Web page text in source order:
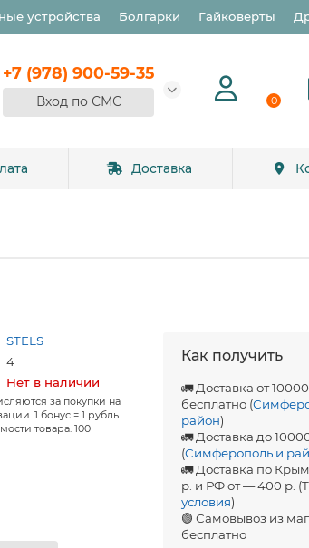
устройства Болгарки Гайковерты
+7 (978) 900-59-35
Вход по СМС 0
Доставка
STELS
4
Нет в наличии
за покупки на
1 бонус = 1 рубль.
товара. 100
Как получить
🚛 Доставка от
бесплатно (
район)
🚛 Доставка до
(Симферополь и
🚛 Доставка по
р. и РФ от — 400 р.
условия)
🟢 Самовывоз из
бесплатно